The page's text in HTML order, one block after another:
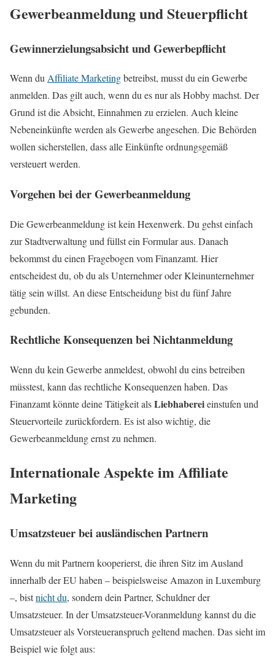
Gewerbeanmeldung und Steuerpflicht
Gewinnerzielungsabsicht und Gewerbepflicht
Wenn duAffiliate Marketingbetreibst, musst du ein Gewerbe
anmelden. Das gilt auch, wenn du es nur als Hobby machst. Der
Grund ist die Absicht, Einnahmen zu erzielen. Auch kleine
Nebeneinkünfte werden als Gewerbe angesehen. Die Behörden
wollen sicherstellen, dass alle Einkünfte ordnungsgemäß
versteuert werden.
Vorgehen bei der Gewerbeanmeldung
Die Gewerbeanmeldung ist kein Hexenwerk. Du gehst einfach
zur Stadtverwaltung und füllst ein Formular aus. Danach
bekommst du einen Fragebogen vom Finanzamt. Hier
entscheidest du, ob du als Unternehmer oder Kleinunternehmer
tätig sein willst. An diese Entscheidung bist du fünf Jahre
gebunden.
Rechtliche Konsequenzen bei Nichtanmeldung
Wenn du kein Gewerbe anmeldest, obwohl du eins betreiben
müsstest, kann das rechtliche Konsequenzen haben. Das
Finanzamt könnte deine Tätigkeit alsLiebhabereieinstufen und
Steuervorteile zurückfordern. Es ist also wichtig, die
Gewerbeanmeldung ernst zu nehmen.
Internationale Aspekte im Affiliate
Marketing
Umsatzsteuer bei ausländischen Partnern
Wenn du mit Partnern kooperierst, die ihren Sitz im Ausland
innerhalb der EU haben – beispielsweise Amazon in Luxemburg
–, bistnicht du, sondern dein Partner, Schuldner der
Umsatzsteuer. In der Umsatzsteuer-Voranmeldung kannst du die
Umsatzsteuer als Vorsteueranspruch geltend machen. Das sieht im
Beispiel wie folgt aus: